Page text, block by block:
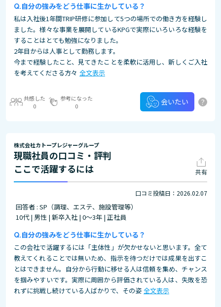
自分の強みをどう仕事に生かしている？
私は入社後1年間TRIP研修に参加して5つの場所での働き方を経験し
ました。様々な事業を展開しているKPGで実際にいろいろな経験を
することはとても勉強になりました。
2年目からは人事として勤務します。
今まで経験したこと、見てきたことを柔軟に活用し、新しくご入社
を考えてくださる方々 全文表示
共感した
0
参考になった
0
会いたい ?
株式会社カトープレジャーグループ
現職社員の口コミ・評判
ここで活躍するには
共有
口コミ投稿日：2026.02.07
回答者 : SP（調理、エステ、施設管理等）
10代 | 男性 | 新卒入社 | 0～3年 | 正社員
自分の強みをどう仕事に生かしている？
この会社で活躍するには「主体性」が欠かせないと思います。全て
教えてくれることでは無いため、指示を待つだけでは成果を出すこ
とはできません。自分から行動に移せる人は信頼を集め、チャンス
を掴みやすいです。実際に周囲から評価されている人は、失敗を恐
れずに挑戦し続けている人ばかりで、その姿 全文表示